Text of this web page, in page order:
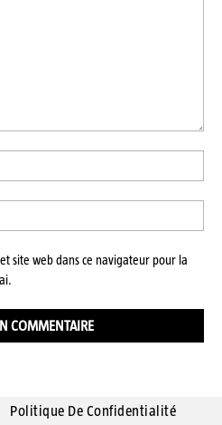
site web dans ce navigateur pour la
Politique De Confidentialité